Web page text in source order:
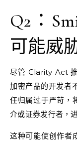
Q2：
可能威
尽管 Clarity Act
加密产品的开发者
任归属过于严苛，
介或证券发行者，
这种可能使创作者